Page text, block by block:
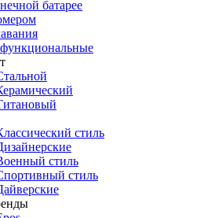
батарее
стиль
стиль
стиль